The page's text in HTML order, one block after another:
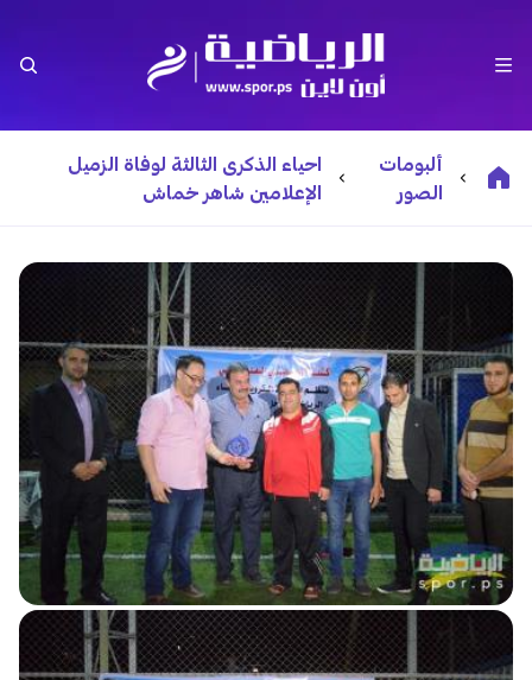
ألبومات
الصور
احياء الذكرى الثالثة لوفاة الزميل
الإعلامين شاهر خماش